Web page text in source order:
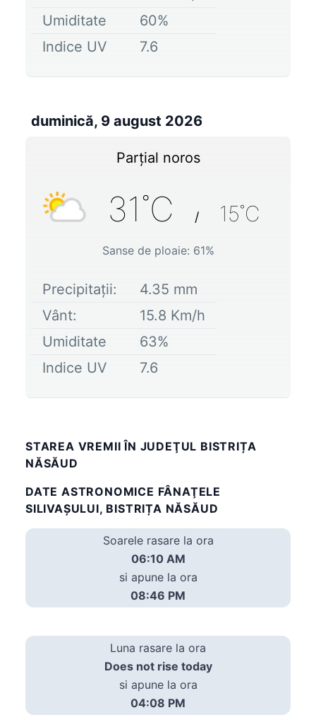
Umiditate
60%
Indice UV
7.6
duminică, 9 august 2026
Parțial noros
31˚C / 15˚C
Sanse de ploaie: 61%
Precipitații: 4.35 mm
Vânt:
15.8 Km/h
Umiditate
63%
Indice UV
7.6
STAREA VREMII ÎN JUDEŢUL BISTRIȚA
NĂSĂUD
DATE ASTRONOMICE FÂNAŢELE
SILIVAŞULUI, BISTRIȚA NĂSĂUD
Soarele rasare la ora
06:10 AM
si apune la ora
08:46 PM
Luna rasare la ora
Does not rise today
si apune la ora
04:08 PM